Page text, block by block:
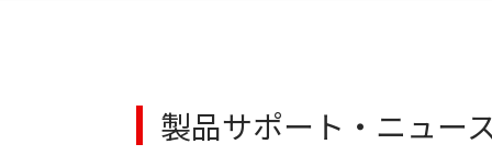
製品サポート・ニュー